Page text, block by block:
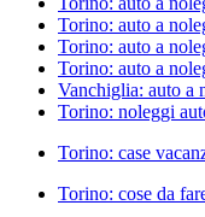
Torino: auto a
Torino: auto a
Torino: auto a
Vanchiglia: auto a
Torino: noleggi
Torino: case
Torino: cose da